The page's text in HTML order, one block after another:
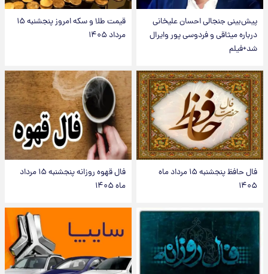
پیش‌بینی جنجالی احسان علیخانی
درباره میثاقی و فردوسی پور وایرال
شد+فیلم
قیمت طلا و سکه امروز پنجشنبه ۱۵
مرداد ۱۴۰۵
فال حافظ پنجشنبه ۱۵ مرداد ماه
۱۴۰۵
فال قهوه روزانه پنجشنبه ۱۵ مرداد
ماه ۱۴۰۵